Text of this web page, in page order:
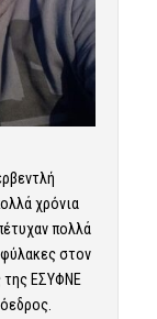
χρόνια
πολλά
στον
της ΕΣΥΦΝΕ